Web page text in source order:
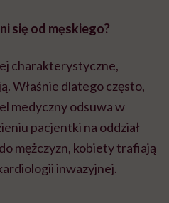
się od męskiego?
charakterystyczne,
Właśnie dlatego często,
medyczny odsuwa w
pacjentki na oddział
mężczyzn, kobiety trafiają
inwazyjnej.